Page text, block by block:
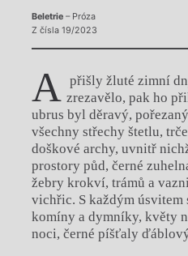
Beletrie– Próza
Z čísla 19/2023
A přišly žluté zimní
zrezavělo, pak ho
ubrus byl děravý,
všechny střechy štetlu,
doškové archy, uvnitř
prostory půd, černé
žebry krokví, trámů a
vichřic. S každým úsvitem
komíny a dymníky, květy
noci, černé píšťaly